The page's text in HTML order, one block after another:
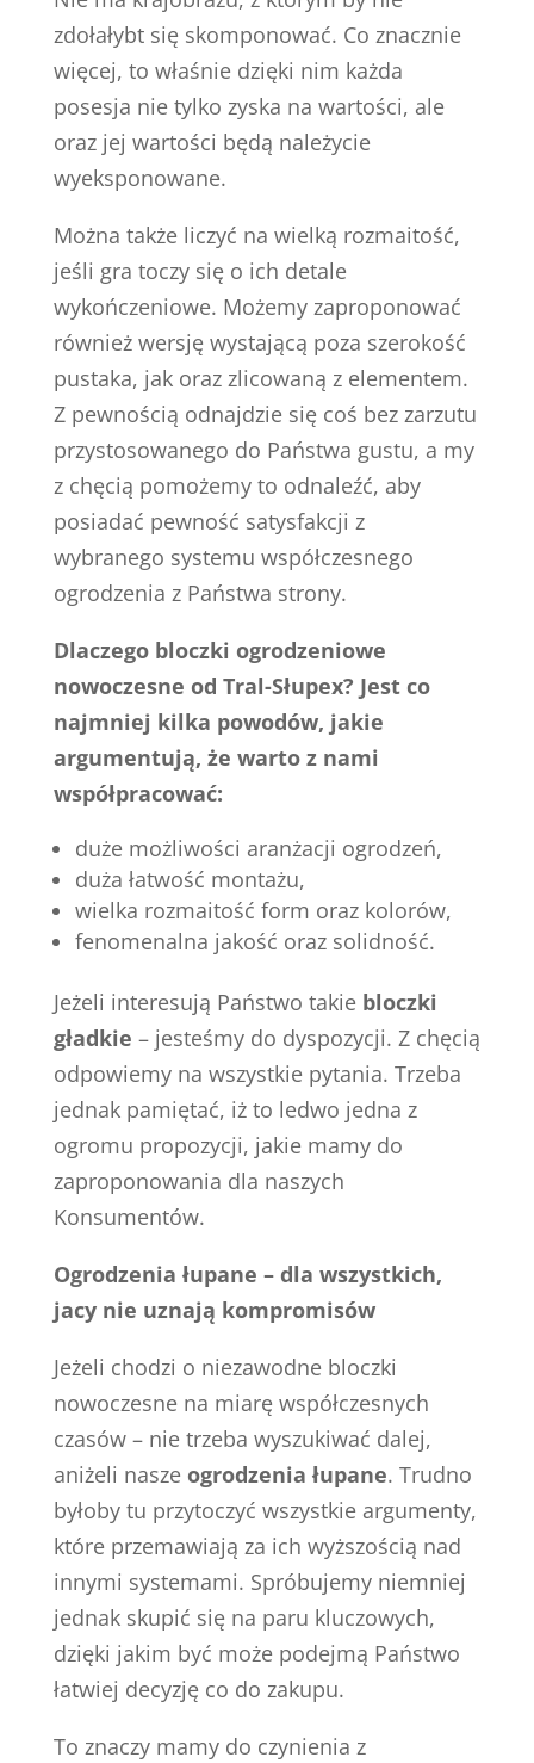
zdołałybt się skomponować. Co znacznie
więcej, to właśnie dzięki nim każda
posesja nie tylko zyska na wartości, ale
oraz jej wartości będą należycie
wyeksponowane.
Można także liczyć na wielką rozmaitość,
jeśli gra toczy się o ich detale
wykończeniowe. Możemy zaproponować
również wersję wystającą poza szerokość
pustaka, jak oraz zlicowaną z elementem.
Z pewnością odnajdzie się coś bez zarzutu
przystosowanego do Państwa gustu, a my
z chęcią pomożemy to odnaleźć, aby
posiadać pewność satysfakcji z
wybranego systemu współczesnego
ogrodzenia z Państwa strony.
Dlaczego bloczki ogrodzeniowe
nowoczesne od Tral-Słupex? Jest co
najmniej kilka powodów, jakie
argumentują, że warto z nami
współpracować:
duże możliwości aranżacji ogrodzeń,
duża łatwość montażu,
wielka rozmaitość form oraz kolorów,
fenomenalna jakość oraz solidność.
Jeżeli interesują Państwo takie bloczki
gładkie – jesteśmy do dyspozycji. Z chęcią
odpowiemy na wszystkie pytania. Trzeba
jednak pamiętać, iż to ledwo jedna z
ogromu propozycji, jakie mamy do
zaproponowania dla naszych
Konsumentów.
Ogrodzenia łupane – dla wszystkich,
jacy nie uznają kompromisów
Jeżeli chodzi o niezawodne bloczki
nowoczesne na miarę współczesnych
czasów – nie trzeba wyszukiwać dalej,
aniżeli nasze ogrodzenia łupane. Trudno
byłoby tu przytoczyć wszystkie argumenty,
które przemawiają za ich wyższością nad
innymi systemami. Spróbujemy niemniej
jednak skupić się na paru kluczowych,
dzięki jakim być może podejmą Państwo
łatwiej decyzję co do zakupu.
To znaczy mamy do czynienia z